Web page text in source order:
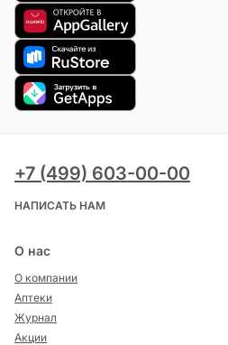
+7 (499) 603-00-00
НАПИСАТЬ НАМ
О нас
О компании
Аптеки
Журнал
Акции